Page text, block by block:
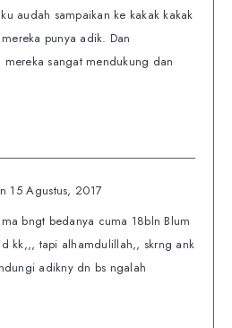
audah sampaikan ke kakak kakak
punya adik. Dan
sangat mendukung dan
15 Agustus, 2017
bngt bedanya cuma 18bln Blum
kk,,, tapi alhamdulillah,, skrng ank
adikny dn bs ngalah